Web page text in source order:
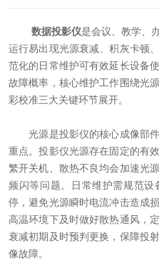
数据投影仪是会议、教学、
运行易出现光源衰减、积灰卡顿
范化的日常维护可有效延长设备
故障概率，核心维护工作围绕光
彩校准三大关键环节展开。
光源是投影仪的核心成像部件
重点。投影仪光源存在固定的有
繁开关机、散热不良均会加速光
频闪等问题。日常维护需规范
停，避免光源瞬时电流冲击造成
高温环境下及时做好散热通风，
衰减初期及时预判更换，保障投
像故障。